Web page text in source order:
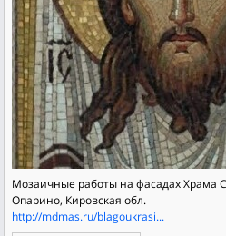
Мозаичные работы на фасадах Храма
Опарино, Кировская обл.
http://mdmas.ru/blagoukrasi...